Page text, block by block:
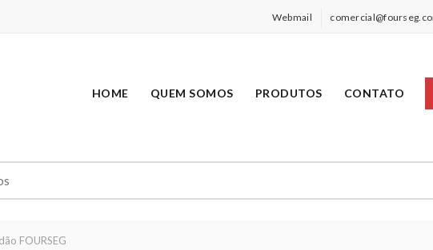
Webmail
HOME QUEM SOMOS PRODUTOS CONTATO
FOURSEG